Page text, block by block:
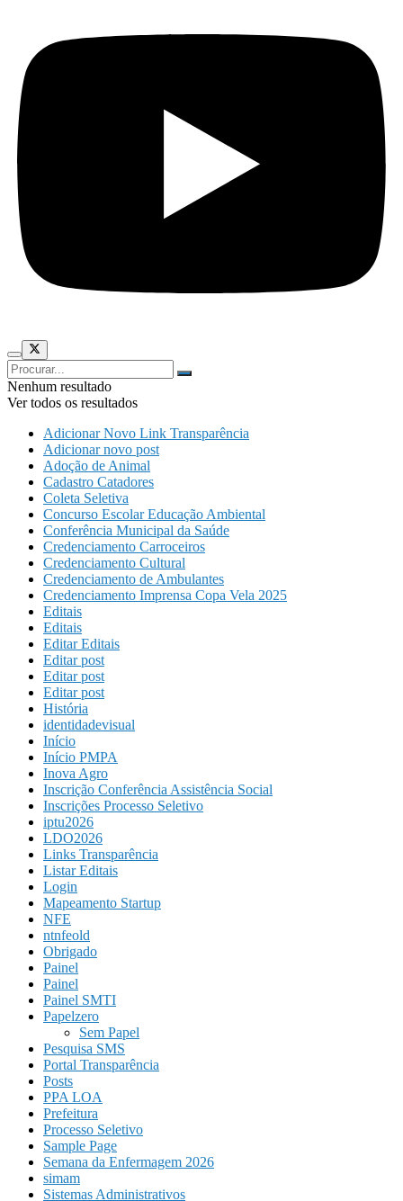
Nenhum resultado
Ver todos os resultados
Adicionar Novo Link Transparência
Adicionar novo post
Adoção de Animal
Cadastro Catadores
Coleta Seletiva
Concurso Escolar Educação Ambiental
Conferência Municipal da Saúde
Credenciamento Carroceiros
Credenciamento Cultural
Credenciamento de Ambulantes
Credenciamento Imprensa Copa Vela 2025
Editais
Editais
Editar Editais
Editar post
Editar post
Editar post
História
identidadevisual
Início
Início PMPA
Inova Agro
Inscrição Conferência Assistência Social
Inscrições Processo Seletivo
iptu2026
LDO2026
Links Transparência
Listar Editais
Login
Mapeamento Startup
NFE
ntnfeold
Obrigado
Painel
Painel
Painel SMTI
Papelzero
Sem Papel
Pesquisa SMS
Portal Transparência
Posts
PPA LOA
Prefeitura
Processo Seletivo
Sample Page
Semana da Enfermagem 2026
simam
Sistemas Administrativos